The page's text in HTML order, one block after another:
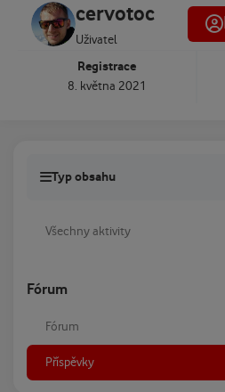
cervotoc
Uživatel
Registrace
8. května 2021
Typ obsahu
Všechny aktivity
Fórum
Fórum
Příspěvky